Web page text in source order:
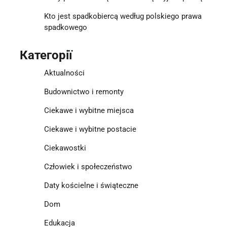
Kto jest spadkobiercą według polskiego prawa
spadkowego
Категорії
Aktualności
Budownictwo i remonty
Ciekawe i wybitne miejsca
Ciekawe i wybitne postacie
Ciekawostki
Człowiek i społeczeństwo
Daty kościelne i świąteczne
Dom
Edukacja